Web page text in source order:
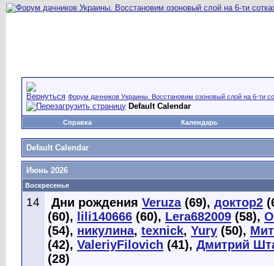
Форум дачников Украины. Восстановим озоновый слой на 6-ти
Default Calendar
Справка Календарь
Default Calendar
Июнь 2026
Воскресенье
14 Дни рождения Veruza(69), доктор2
(60),
lili140666 (60), Lera682009 (58),
(54), никулина, texnick, Yury (50),
(42), ValeriyFilovich (41), Дмитрий
(28)